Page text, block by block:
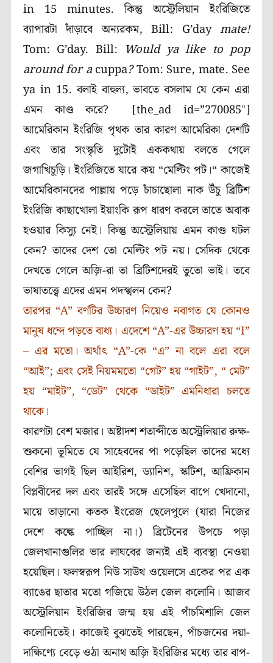
in 15 minutes.
কিন্তু অস্ট্রেলিয়ান ইংরিজিতে
ব্যাপারটা দাঁড়াবে অন্যরকম, Bill: G’daymate!
Tom: G’day. Bill: Would ya like to pop
around for acuppa?Tom: Sure, mate. See
ya in 15. বলাই বাহুল্য, ভাবতে বসলাম যে কেন এরা
এমন কাণ্ড করে?
[the_ad id=”270085″]
আমেরিকান ইংরিজি পৃথক তার কারণ আমেরিকা দেশটি
এবং তার সংস্কৃতি দুটোই এককথায় বলতে গেলে
জগাখিচুড়ি। ইংরিজিতে যারে কয় “মেল্টিং পট।“ কাজেই
আমেরিকানদের পাল্লায় পড়ে চাঁচাছোলা নাক উঁচু ব্রিটিশ
ইংরিজি কাছাখোলা ইয়াংকি রূপ ধারণ করলে তাতে অবাক
হওয়ার কিস্যু নেই। কিন্তু অস্ট্রেলিয়ায় এমন কাণ্ড ঘটল
কেন? তাদের দেশ তো মেল্টিং পট নয়। সেদিক থেকে
দেখতে গেলে অজ়ি-রা তা ব্রিটিশদেরই তুতো ভাই। তবে
ভাষাতত্ত্বে এদের এমন পদস্খলন কেন?
তারপর “A” বর্ণটির উচ্চারণ নিয়েও নবাগত যে কোনও
মানুষ ধন্দে পড়তে বাধ্য। এদেশে“A”-এর উচ্চারণ হয় “I”
– এর মতো। অর্থাৎ “A”-কে “এ” না বলে এরা বলে
“আই”; এবং সেই নিয়মমতো “গেট” হয় “গাইট”, “ মেট”
হয় “মাইট”, “ডেট” থেকে “ডাইট” এমনিধারা চলতে
থাকে।
কারণটা বেশ মজার। অষ্টাদশ শতাব্দীতে অস্ট্রেলিয়ার রুক্ষ-
শুকনো ভূমিতে যে সাহেবদের পা পড়েছিল তাদের মধ্যে
বেশির ভাগই ছিল আইরিশ, ড্যানিশ, স্কটিশ, আফ্রিকান
বিপ্লবীদের দল এবং তারই সঙ্গে এসেছিল বাপে খেদানো,
মায়ে তাড়ানো কতক ইংরেজ ছেলেপুলে (যারা নিজের
দেশে কল্কে পাচ্ছিল না।) ব্রিটেনের উপচে পড়া
জেলখানাগুলির ভার লাঘবের জন্যই এই ব্যবস্থা নেওয়া
হয়েছিল। ফলস্বরূপ নিউ সাউথ ওয়েলসে একের পর এক
ব্যাঙের ছাতার মতো গজিয়ে উঠল জেল কলোনি। আজব
অস্ট্রেলিয়ান ইংরিজির জন্ম হয় এই পাঁচমিশালি জেল
কলোনিতেই। কাজেই বুঝতেই পারছেন, পাঁচজনের দয়া-
দাক্ষিণ্যে বেড়ে ওঠা অনাথ অজ়ি ইংরিজির মধ্যে তার বাপ-